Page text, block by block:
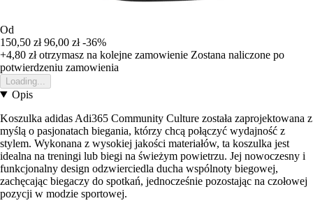
Od
150,50 zł 96,00 zł -36%
+4,80 złotrzymasz na kolejne zamowienie Zostana naliczone po
potwierdzeniu zamowienia
Loading...
Opis
Koszulka adidas Adi365 Community Culture została zaprojektowana z
myślą o pasjonatach biegania, którzy chcą połączyć wydajność z
stylem. Wykonana z wysokiej jakości materiałów, ta koszulka jest
idealna na treningi lub biegi na świeżym powietrzu. Jej nowoczesny i
funkcjonalny design odzwierciedla ducha wspólnoty biegowej,
zachęcając biegaczy do spotkań, jednocześnie pozostając na czołowej
pozycji w modzie sportowej.